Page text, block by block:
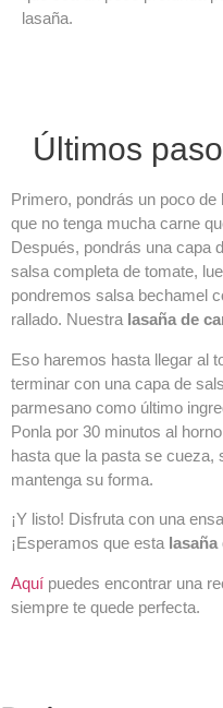
lasaña.
Últimos
Primero, pondrás un poco
que no tenga mucha carne
Después, pondrás una capa
salsa completa de tomate,
pondremos salsa bechamel
rallado. Nuestra lasaña de
Eso haremos hasta llegar al
terminar con una capa de
parmesano como último
Ponla por 30 minutos al
hasta que la pasta se cueza,
mantenga su forma.
¡Y listo! Disfruta con una
¡Esperamos que esta
Aquí puedes encontrar una
siempre te quede perfecta.